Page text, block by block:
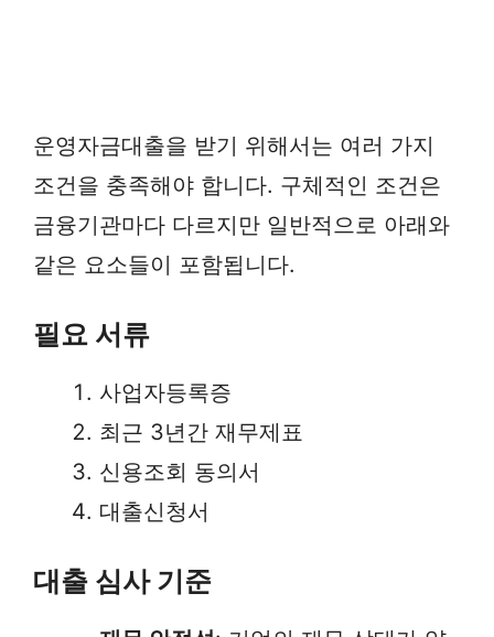
운영자금대출을 받기 위해서는 여러 가지
조건을 충족해야 합니다. 구체적인 조건은
금융기관마다 다르지만 일반적으로 아래와
같은 요소들이 포함됩니다.
필요 서류
사업자등록증
최근 3년간 재무제표
신용조회 동의서
대출신청서
대출 심사 기준